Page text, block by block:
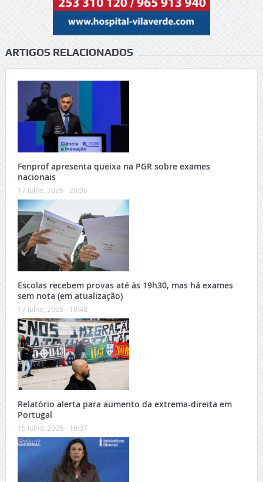
ARTIGOS RELACIONADOS
Fenprof apresenta queixa na PGR sobre exames
nacionais
17 Julho, 2026 - 20:05
Escolas recebem provas até às 19h30, mas há exames
sem nota (em atualização)
17 Julho, 2026 - 19:48
Relatório alerta para aumento da extrema-direita em
Portugal
15 Julho, 2026 - 19:07